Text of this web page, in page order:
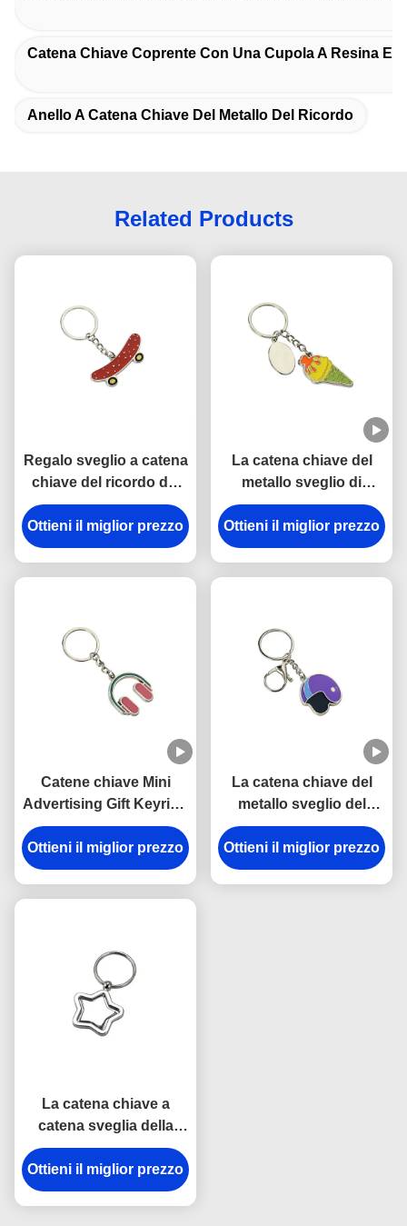
Catena Chiave Coprente Con Una Cupola A Resina
Anello A Catena Chiave Del Metallo Del Ricordo
Related Products
Regalo sveglio a catena
chiave del ricordo del
pattino in lega di zinco
mini 3.5mm Pantone del
ferro
Ottieni il miglior prezzo
La catena chiave del
metallo sveglio di
Pantone smalta la
catena chiave spessa
del gelato
Ottieni il miglior prezzo
Catene chiave Mini
Advertising Gift Keyring
della cuffia dello smalto
rosa del ferro
Ottieni il miglior prezzo
La catena chiave del
metallo sveglio del
casco di Pantone del
ricordo smalta lo
spessore di Iron Man
Ottieni il miglior prezzo
La catena chiave a
catena sveglia della
stella del ferro di chiave
del metallo del regalo
del ricordo ammassa
Ottieni il miglior prezzo